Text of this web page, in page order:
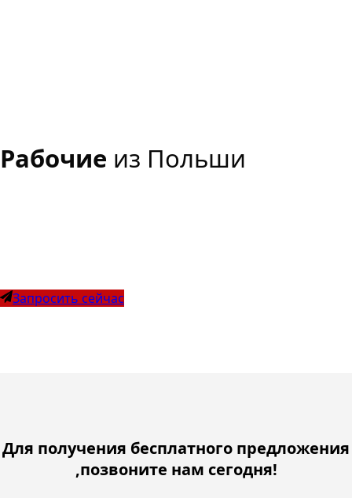
Рабочие из Польши
Запросить сейчас
Для получения бесплатного предложения
,позвоните нам сегодня!